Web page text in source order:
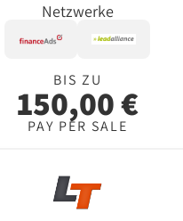
Netzwerke
BIS ZU
150,00 €
PAY PER SALE